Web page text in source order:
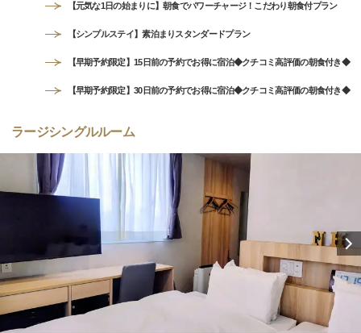
【元気な1日の始まりに】朝食でパワーチャージ！こだわり朝食付プラン
【シンプルステイ】素泊まりスタンダードプラン
【早期予約限定】15日前の予約でお得に宿泊◆クチコミ高評価の朝食付き◆
【早期予約限定】30日前の予約でお得に宿泊◆クチコミ高評価の朝食付き◆
ラージシングルルーム